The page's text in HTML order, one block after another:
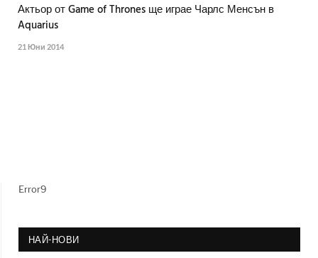
Актьор от Game of Thrones ще играе Чарлс Менсън в
Aquarius
21 Юни 2014
Error9
НАЙ-НОВИ